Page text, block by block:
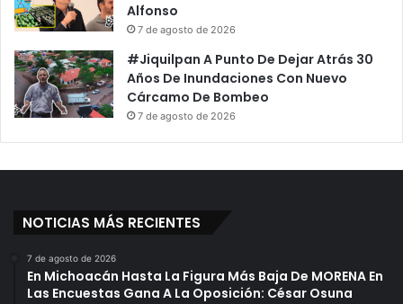
Alfonso
7 de agosto de 2026
#Jiquilpan A Punto De Dejar Atrás 30
Años De Inundaciones Con Nuevo
Cárcamo De Bombeo
7 de agosto de 2026
NOTICIAS MÁS RECIENTES
7 de agosto de 2026
En Michoacán Hasta La Figura Más Baja De MORENA En
Las Encuestas Gana A La Oposición: César Osuna